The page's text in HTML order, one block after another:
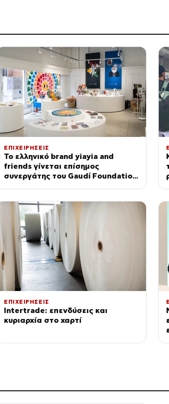
ΕΠΙΧΕΙΡΗΣΕΙΣ
Το ελληνικό brand yiayia and
friends γίνεται επίσημος
συνεργάτης του Gaudí Foundation
ΕΠΙΧΕΙΡΗΣΕΙΣ
Intertrade: επενδύσεις και
κυριαρχία στο χαρτί